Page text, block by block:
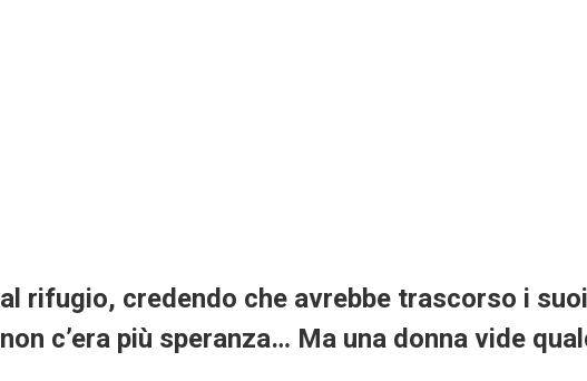
rifugio, credendo che avrebbe trascorso i
c’era più speranza… Ma una donna vide